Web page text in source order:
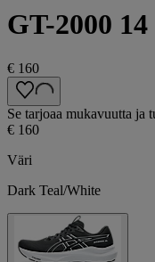
GT-2000 14
€ 160
Se tarjoaa mukavuutta ja
€ 160
Väri
Dark Teal/White